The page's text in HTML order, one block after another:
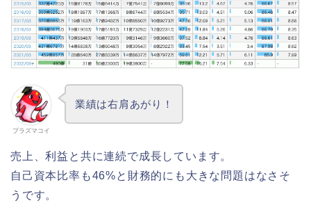
プラズマコイ
業績は右肩あがり！
売上、利益と共に連続で成長しています。
自己資本比率も46%と財務的にも大きな問題はなさそ
うです。